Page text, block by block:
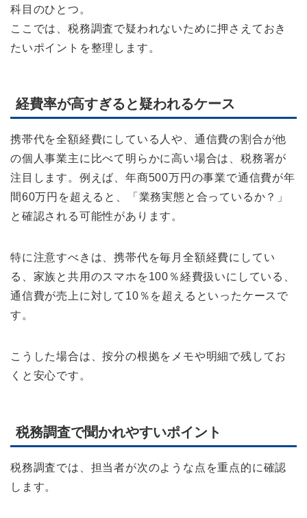
科目のひとつ。
ここでは、税務調査で疑われないために押さえておき
たいポイントを整理します。
経費率が高すぎると疑われるケース
携帯代を全額経費にしている人や、通信費の割合が他
の個人事業主に比べて明らかに高い場合は、税務署が
注目します。例えば、年商500万円の事業で通信費が年
間60万円を超えると、「業務実態と合っているか？」
と確認される可能性があります。
特に注意すべきは、携帯代を毎月全額経費にしてい
る、家族と共用のスマホを100％経費扱いにしている、
通信費が売上に対して10％を超えるといったケースで
す。
こうした場合は、按分の根拠をメモや明細で残してお
くと安心です。
税務調査で聞かれやすいポイント
税務調査では、担当者が次のような点を重点的に確認
します。